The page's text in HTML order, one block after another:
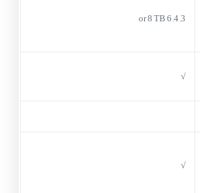
3, 4, 6 or 8 TB
√
√